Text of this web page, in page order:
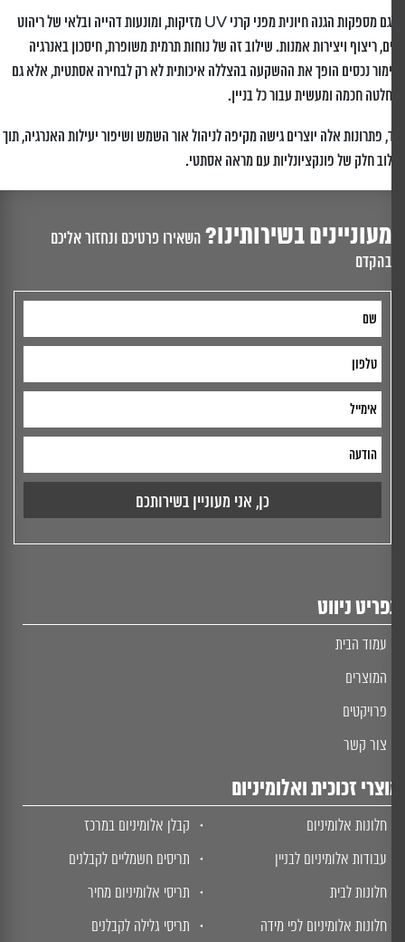
מספקות הגנה חיונית מפני קרניUV
מזיקות, ומונעות דהייה ובלאי של ריהוט
ריצוף ויצירות אמנות. שילוב זה של נוחות תרמית משופרת, חיסכון באנרגיה
נכסים הופך את ההשקעה בהצללה איכותית לא רק לבחירה אסתטית, אלא גם
חכמה ומעשית עבור כל בניין.
פתרונות אלה יוצרים גישה מקיפה לניהול אור השמש ושיפור יעילות האנרגיה, תוך
חלק של פונקציונליות עם מראה אסתטי.
מעוניינים בשירותינו?השאירו פרטיכם ונחזור אליכם
בהקדם
ניווט
עמוד הבית
המוצרים
פרויקטים
צור קשר
זכוכית ואלומיניום
חלונות אלומיניום
עבודות אלומיניום לבניין
חלונות לבית
חלונות אלומיניום לפי מידה
קבלן אלומיניום במרכז
תריסים חשמליים לקבלנים
תריסי אלומיניום מחיר
תריסי גלילה לקבלנים